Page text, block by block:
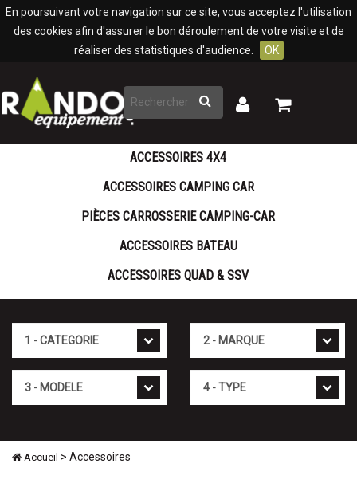
En poursuivant votre navigation sur ce site, vous acceptez l'utilisation
des cookies afin d'assurer le bon déroulement de votre visite et de
réaliser des statistiques d'audience.
OK
Rechercher
Mon
Mon
ACCESSOIRES 4X4
ACCESSOIRES CAMPING CAR
PIÈCES CARROSSERIE CAMPING-CAR
ACCESSOIRES BATEAU
ACCESSOIRES QUAD & SSV
Accueil > Accessoires
Panneau de gestion des cookies